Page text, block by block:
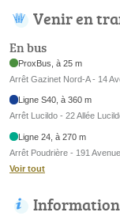
Venir en
En bus
ProxBus, à 25 m
Arrêt Gazinet Nord-A - 14
Ligne S40, à 360 m
Arrêt Lucildo - 22 Allée
Ligne 24, à 270 m
Arrêt Poudrière - 191
Voir tout